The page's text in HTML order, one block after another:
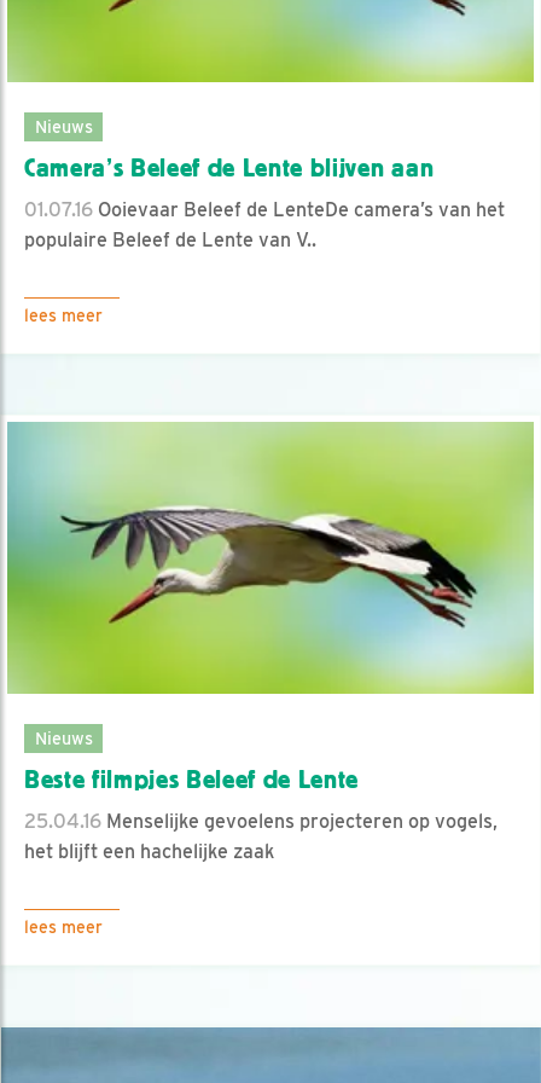
Nieuws
Camera’s Beleef de Lente blijven aan
01.07.16 Ooievaar Beleef de LenteDe camera’s van het
populaire Beleef de Lente van V..
lees meer
Nieuws
Beste filmpjes Beleef de Lente
25.04.16 Menselijke gevoelens projecteren op vogels,
het blijft een hachelijke zaak
lees meer